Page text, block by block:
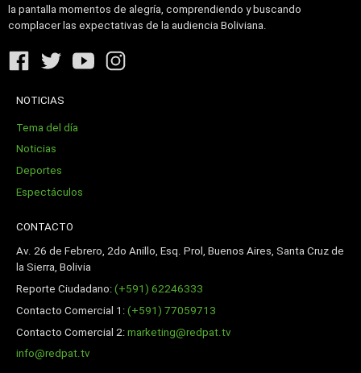
la pantalla momentos de alegría, comprendiendo y buscando
complacer las expectativas de la audiencia Boliviana.
NOTICIAS
Tema del día
Noticias
Deportes
Espectáculos
CONTACTO
Av. 26 de Febrero, 2do Anillo, Esq. Prol, Buenos Aires, Santa Cruz de
la Sierra, Bolivia
Reporte Ciudadano:(+591) 62246333
Contacto Comercial 1:(+591) 77059713
Contacto Comercial 2:marketing@redpat.tv
info@redpat.tv